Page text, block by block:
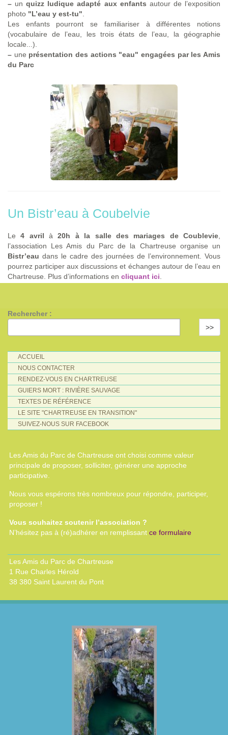
– unquizz ludique adapté aux enfants autour de l’exposition
photo "L’eau y est-tu"
Les enfants pourront se familiariser à différentes notions
(vocabulaire de l’eau, les trois états de l’eau, la géographie
locale...).
– une présentation des actions "eau" engagées par les Amis
du Parc
Un Bistr’eau à Coubelvie
Le4 avrilà20h à la salle des mariages de Coublevie,
l’association Les Amis du Parc de la Chartreuse organise un
Bistr’eau dans le cadre des journées de l’environnement. Vous
pourrez participer aux discussions et échanges autour de l’eau en
Chartreuse. Plus d’informations en cliquant ici.
Rechercher :
>>
ACCUEIL
NOUS CONTACTER
RENDEZ-VOUS EN CHARTREUSE
GUIERS MORT : RIVIÈRE SAUVAGE
TEXTES DE RÉFÉRENCE
LE SITE "CHARTREUSE EN TRANSITION"
SUIVEZ-NOUS SUR FACEBOOK
Les Amis du Parc de Chartreuse ont choisi comme valeur
principale de proposer, solliciter, générer une approche
participative.
Nous vous espérons très nombreux pour répondre, participer,
proposer !
Vous souhaitez soutenir l’association ?
N’hésitez pas à (ré)adhérer en remplissant ce formulaire
Les Amis du Parc de Chartreuse
1 Rue Charles Hérold
38 380 Saint Laurent du Pont